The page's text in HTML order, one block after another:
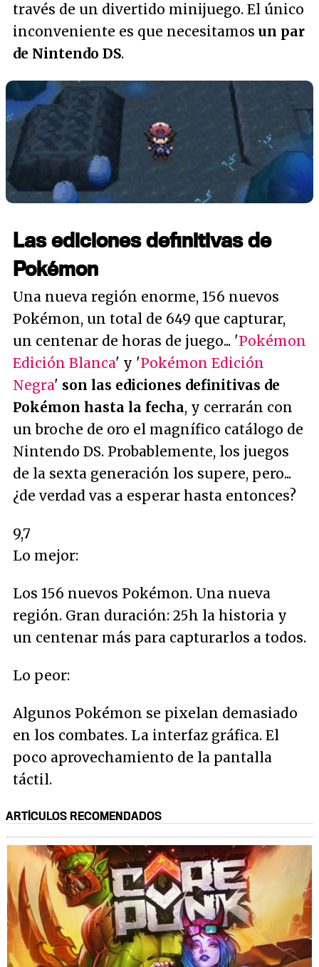
través de un divertido minijuego. El único
inconveniente es que necesitamos un par
de Nintendo DS.
Las ediciones definitivas de
Pokémon
Una nueva región enorme, 156 nuevos
Pokémon, un total de 649 que capturar,
un centenar de horas de juego... 'Pokémon
Edición Blanca' y 'Pokémon Edición
Negra' son las ediciones definitivas de
Pokémon hasta la fecha, y cerrarán con
un broche de oro el magnífico catálogo de
Nintendo DS. Probablemente, los juegos
de la sexta generación los supere, pero...
¿de verdad vas a esperar hasta entonces?
9,7
Lo mejor:
Los 156 nuevos Pokémon. Una nueva
región. Gran duración: 25h la historia y
un centenar más para capturarlos a todos.
Lo peor:
Algunos Pokémon se pixelan demasiado
en los combates. La interfaz gráfica. El
poco aprovechamiento de la pantalla
táctil.
ARTÍCULOS RECOMENDADOS